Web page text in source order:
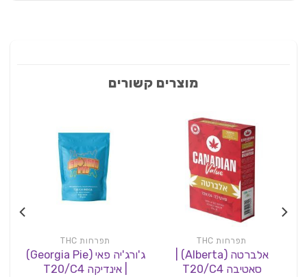
מוצרים קשורים
תפרחות THC
אלברטה (Alberta) |
סאטיבה T20/C4
תפרחות THC
ג'ורג'יה פאי (Georgia Pie)
| אינדיקה T20/C4